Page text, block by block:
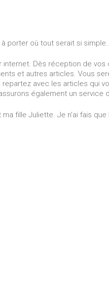
porter où tout serait si
Dès réception de vos
et autres articles. Vous
avec les articles qui
également un service
fille Juliette. Je n’ai fais